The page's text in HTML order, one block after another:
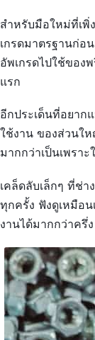
สำหรับมือใหม่ที่เพิ่
เกรดมาตรฐานก่อ
อัพเกรดไปใช้ของ
แรก
อีกประเด็นที่อยาก
ใช้งาน ของส่วนให
มากกว่าเป็นเพรา
เคล็ดลับเล็กๆ ที่ช่า
ทุกครั้ง ฟังดูเหมือน
งานได้มากกว่าครึ่ง